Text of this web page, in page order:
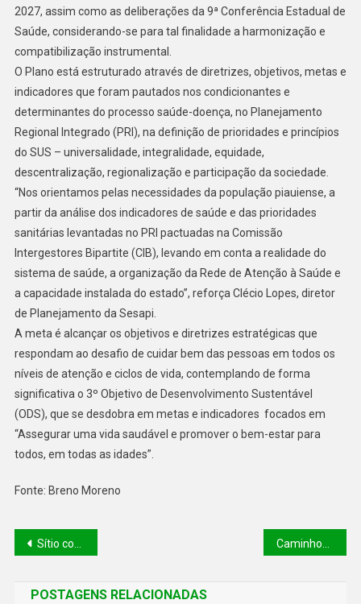
2027, assim como as deliberações da 9ª Conferência Estadual de
Saúde, considerando-se para tal finalidade a harmonização e
compatibilização instrumental.
O Plano está estruturado através de diretrizes, objetivos, metas e
indicadores que foram pautados nos condicionantes e
determinantes do processo saúde-doença, no Planejamento
Regional Integrado (PRI), na definição de prioridades e princípios
do SUS – universalidade, integralidade, equidade,
descentralização, regionalização e participação da sociedade.
“Nos orientamos pelas necessidades da população piauiense, a
partir da análise dos indicadores de saúde e das prioridades
sanitárias levantadas no PRI pactuadas na Comissão
Intergestores Bipartite (CIB), levando em conta a realidade do
sistema de saúde, a organização da Rede de Atenção à Saúde e
a capacidade instalada do estado”, reforça Clécio Lopes, diretor
de Planejamento da Sesapi.
A meta é alcançar os objetivos e diretrizes estratégicas que
respondam ao desafio de cuidar bem das pessoas em todos os
níveis de atenção e ciclos de vida, contemplando de forma
significativa o 3º Objetivo de Desenvolvimento Sustentável
(ODS), que se desdobra em metas e indicadores focados em
“Assegurar uma vida saudável e promover o bem-estar para
todos, em todas as idades”.
Fonte: Breno Moreno
Sítio confiscado em operação policial será transformado em Centro de Reabilitação para agentes públicos
POSTAGENS RELACIONADAS